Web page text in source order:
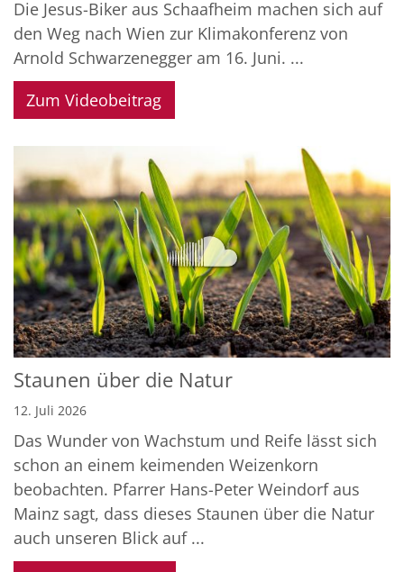
Die Jesus-Biker aus Schaafheim machen sich auf
den Weg nach Wien zur Klimakonferenz von
Arnold Schwarzenegger am 16. Juni. ...
Zum Videobeitrag
Staunen über die Natur
12. Juli 2026
Das Wunder von Wachstum und Reife lässt sich
schon an einem keimenden Weizenkorn
beobachten. Pfarrer Hans-Peter Weindorf aus
Mainz sagt, dass dieses Staunen über die Natur
auch unseren Blick auf ...